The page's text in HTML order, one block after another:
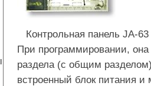
Контрольная панель JA-
При программировании,
раздела (с общим
встроенный блок питания и